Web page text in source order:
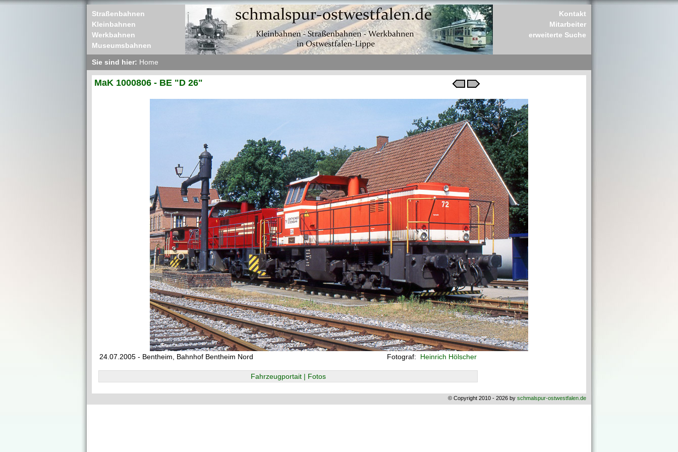
Straßenbahnen
Kleinbahnen
Werkbahnen
Museumsbahnen
Kontakt
Mitarbeiter
erweiterte Suche
Sie sind hier: Home
MaK 1000806 - BE "D 26"
24.07.2005 - Bentheim, Bahnhof Bentheim Nord Fotograf: Heinrich Hölscher
Fahrzeugportait | Fotos
© Copyright 2010 - 2026 by schmalspur-ostwestfalen.de